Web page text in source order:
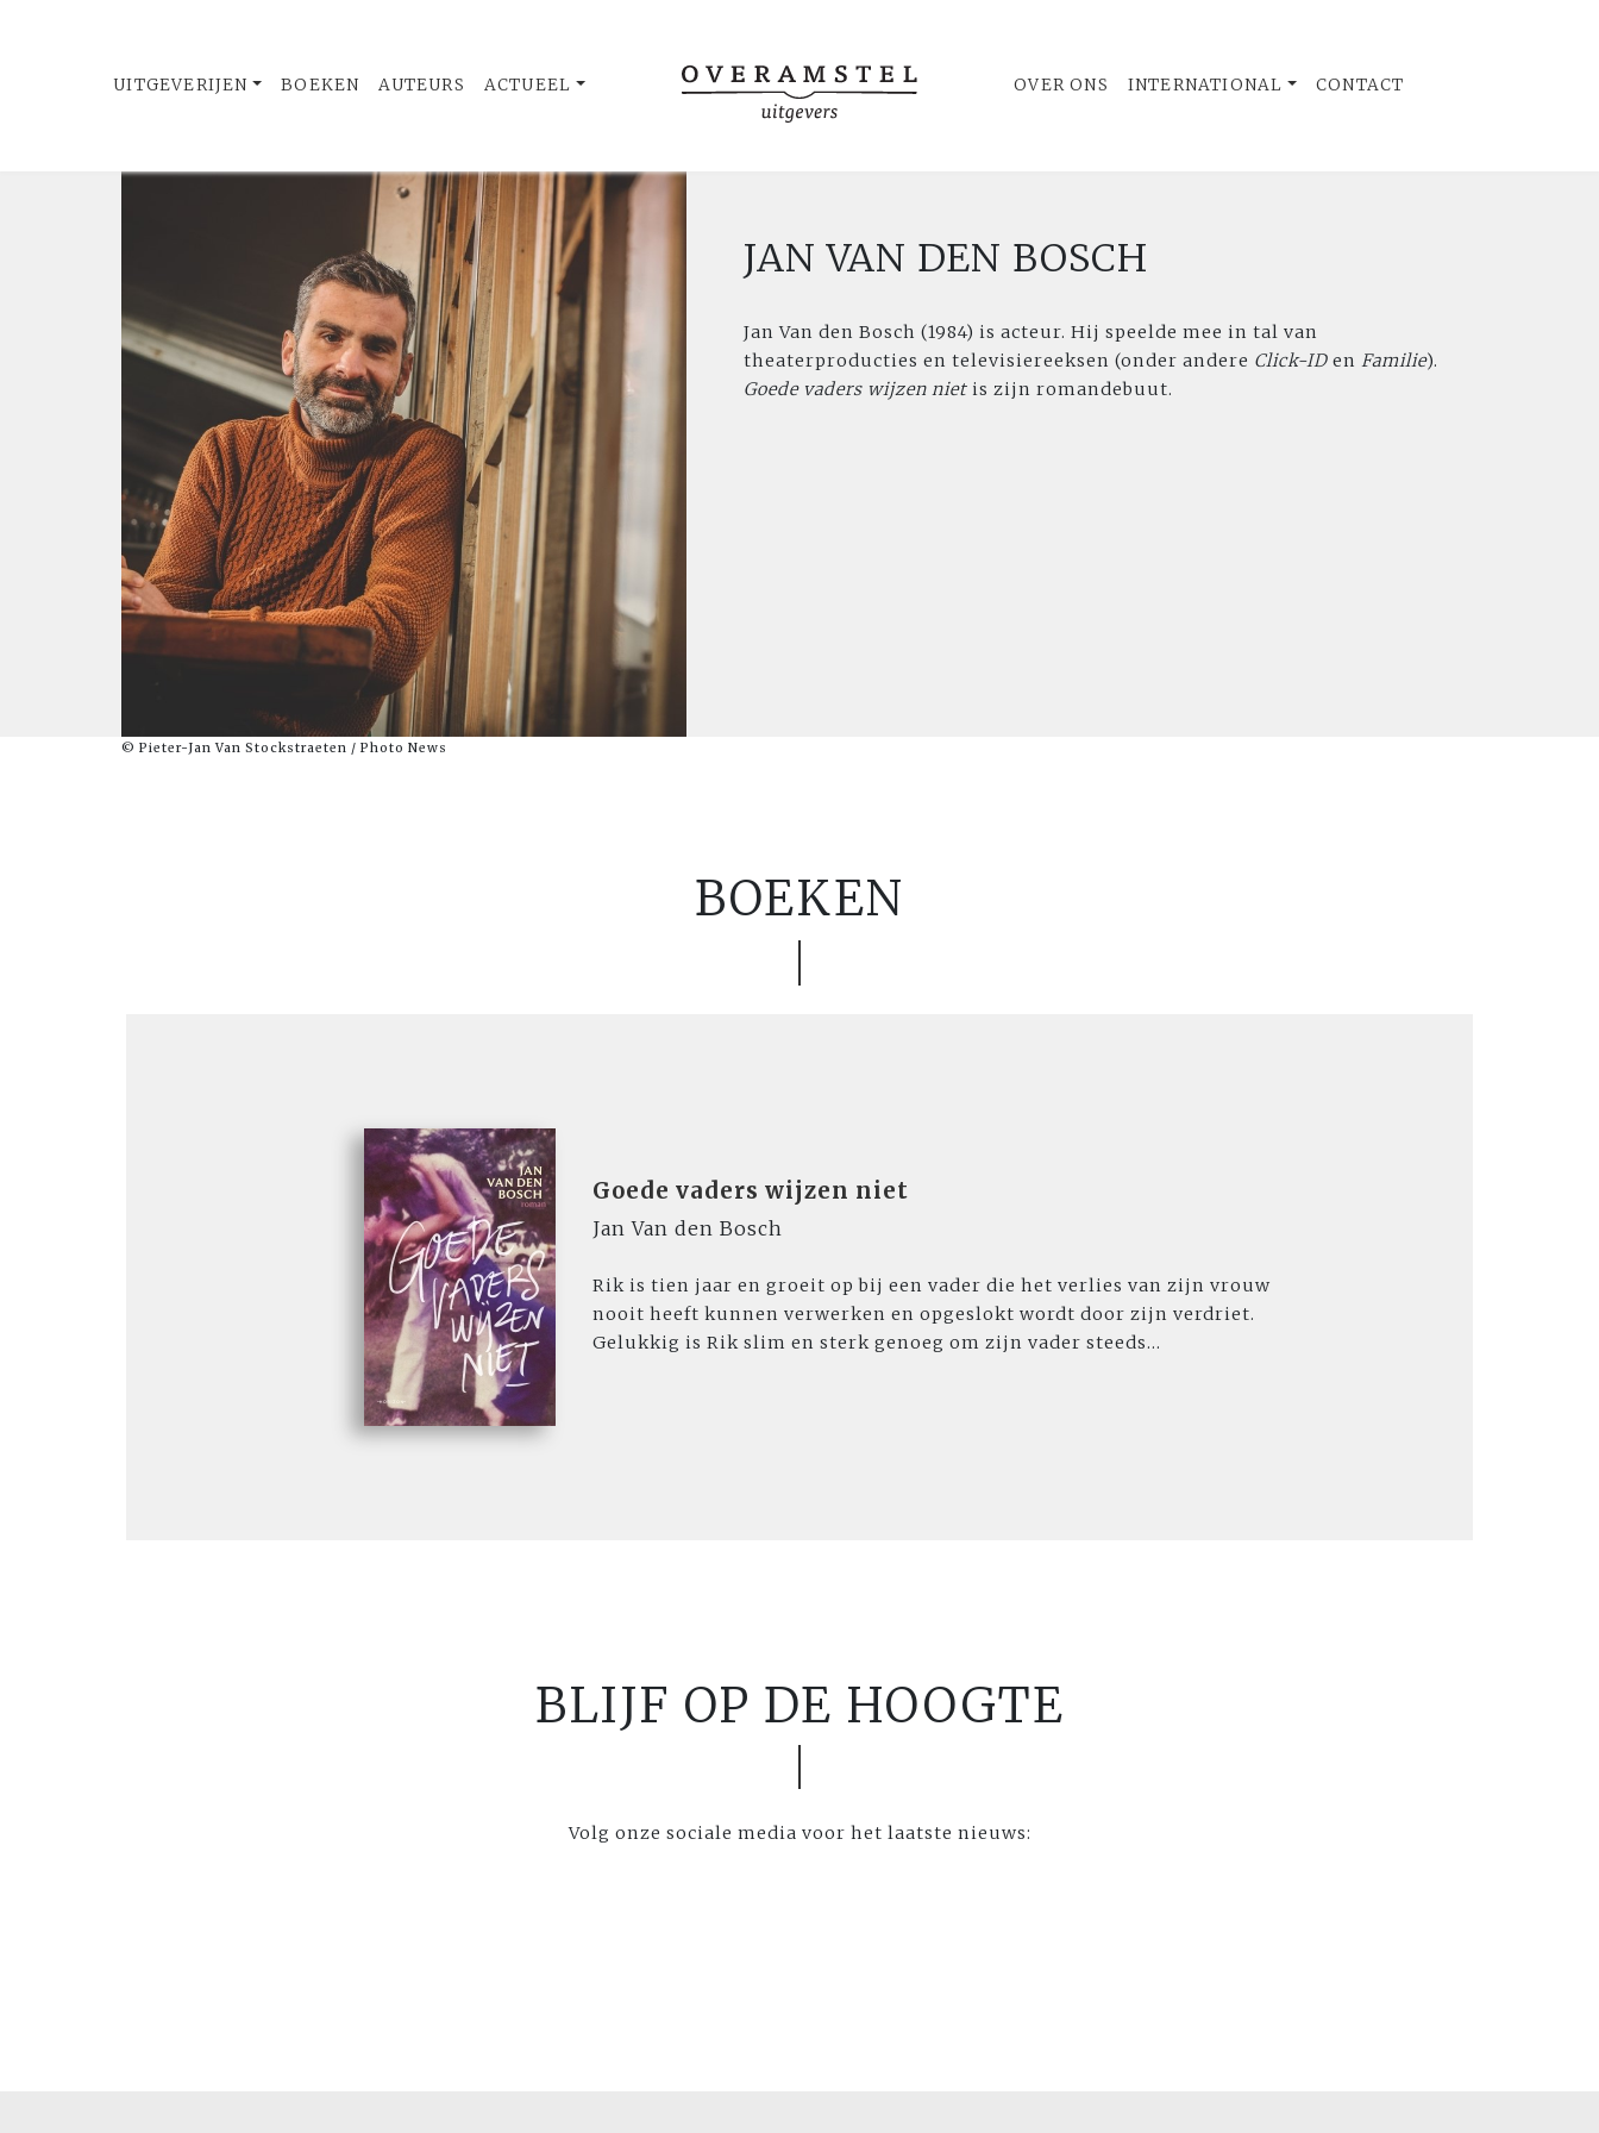
UITGEVERIJEN BOEKEN AUTEURS ACTUEEL OVER ONS INTERNATIONAL CONTACT
© Pieter-Jan Van Stockstraeten / Photo News
JAN VAN DEN BOSCH
Jan Van den Bosch (1984) is acteur. Hij speelde mee in tal van
theaterproducties en televisiereeksen (onder andere Click-ID en Familie).
Goede vaders wijzen niet is zijn romandebuut.
BOEKEN
Goede vaders wijzen niet
Jan Van den Bosch
Rik is tien jaar en groeit op bij een vader die het verlies van zijn vrouw
nooit heeft kunnen verwerken en opgeslokt wordt door zijn verdriet.
Gelukkig is Rik slim en sterk genoeg om zijn vader steeds...
BLIJF OP DE HOOGTE
Volg onze sociale media voor het laatste nieuws: